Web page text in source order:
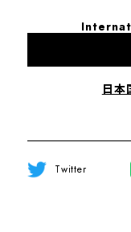
日本
Twitter